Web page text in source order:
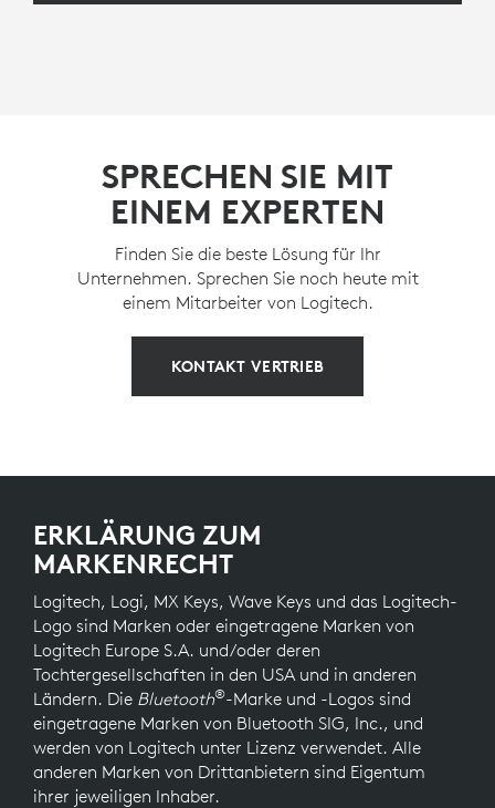
SPRECHEN SIE MIT
EINEM EXPERTEN
Finden Sie die beste Lösung für Ihr
Unternehmen. Sprechen Sie noch heute mit
einem Mitarbeiter von Logitech.
KONTAKT VERTRIEB
ERKLÄRUNG ZUM
MARKENRECHT
Logitech, Logi, MX Keys, Wave Keys und das Logitech-
Logo sind Marken oder eingetragene Marken von
Logitech Europe S.A. und/oder deren
Tochtergesellschaften in den USA und in anderen
Ländern. Die Bluetooth®-Marke und -Logos sind
eingetragene Marken von Bluetooth SIG, Inc., und
werden von Logitech unter Lizenz verwendet. Alle
anderen Marken von Drittanbietern sind Eigentum
ihrer jeweiligen Inhaber.